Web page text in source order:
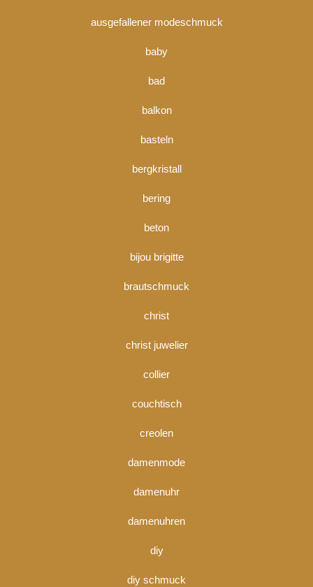
ausgefallener modeschmuck
baby
bad
balkon
basteln
bergkristall
bering
beton
bijou brigitte
brautschmuck
christ
christ juwelier
collier
couchtisch
creolen
damenmode
damenuhr
damenuhren
diy
diy schmuck